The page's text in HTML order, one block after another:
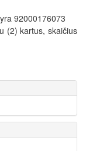
92000176073
(2) kartus, skaičius